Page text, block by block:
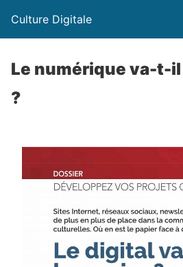
Culture Digitale
Le numérique va-t-
?